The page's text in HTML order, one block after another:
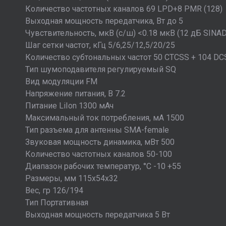
Количество частотных каналов 69 LPD+8 PMR (128)
Выходная мощность передатчика, Вт до 5
Чувствительность, мкВ (с/ш) <0.18 мкВ (12 дБ
Шаг сетки частот, кГц 5/6,25/12,5/20/25
Количество субтональных частот 50 CTCSS + 104
Тип шумоподавителя регулируемый SQ
Вид модуляции FM
Напряжение питания, В 7.2
Питание LiIon 1300 мАч
Максимальный ток потребления, мА 1500
Тип разъема для антенны SMA-female
Звуковая мощность динамика, мВт 500
Количество частотных каналов 50-100
Диапазон рабочих температур, °С -10 +55
Размеры, мм 115x54x32
Вес, гр 126/194
Тип Портативная
Выходная мощность передатчика 5 Вт